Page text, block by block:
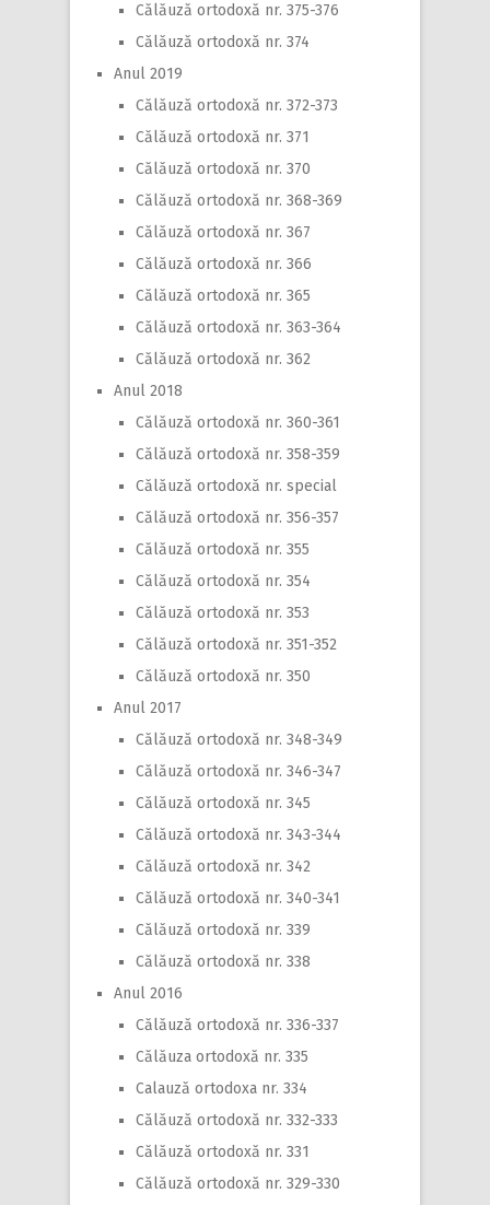
Călăuză ortodoxă nr. 375-376
Călăuză ortodoxă nr. 374
Anul 2019
Călăuză ortodoxă nr. 372-373
Călăuză ortodoxă nr. 371
Călăuză ortodoxă nr. 370
Călăuză ortodoxă nr. 368-369
Călăuză ortodoxă nr. 367
Călăuză ortodoxă nr. 366
Călăuză ortodoxă nr. 365
Călăuză ortodoxă nr. 363-364
Călăuză ortodoxă nr. 362
Anul 2018
Călăuză ortodoxă nr. 360-361
Călăuză ortodoxă nr. 358-359
Călăuză ortodoxă nr. special
Călăuză ortodoxă nr. 356-357
Călăuză ortodoxă nr. 355
Călăuză ortodoxă nr. 354
Călăuză ortodoxă nr. 353
Călăuză ortodoxă nr. 351-352
Călăuză ortodoxă nr. 350
Anul 2017
Călăuză ortodoxă nr. 348-349
Călăuză ortodoxă nr. 346-347
Călăuză ortodoxă nr. 345
Călăuză ortodoxă nr. 343-344
Călăuză ortodoxă nr. 342
Călăuză ortodoxă nr. 340-341
Călăuză ortodoxă nr. 339
Călăuză ortodoxă nr. 338
Anul 2016
Călăuză ortodoxă nr. 336-337
Călăuza ortodoxă nr. 335
Calauză ortodoxa nr. 334
Călăuză ortodoxă nr. 332-333
Călăuză ortodoxă nr. 331
Călăuză ortodoxă nr. 329-330